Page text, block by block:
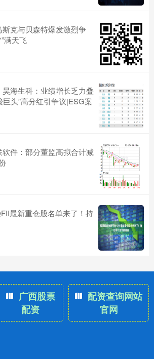
克与贝森特爆发激烈争
满天飞
海生科：业绩增长乏力叠
头”高分红引争议|ESG案
件：部分董监高拟合计减
最新重仓股名单来了！持
广西股票
配资
配资查询网站
官网